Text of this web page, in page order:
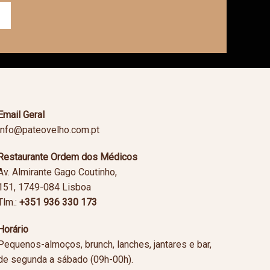
Geral
Ordem dos Médicos
Almirante Gago Coutinho,
1749-084 Lisboa
+351 936 330 173
almoços, brunch, lanches, jantares e bar,
segunda a sábado (09h-00h).